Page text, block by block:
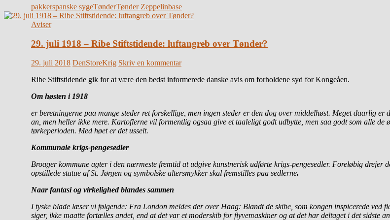
pakkerspanske sygeTønderTønder Zeppelinbase
Aviser
29. juli 1918 – Ribe Stiftstidende: luftangreb over Tønder?
29. juli 2018 DenStoreKrig Skriv en kommentar
Ribe Stiftstidende gik for at være den bedst informerede danske avis om forholdene syd for Kongeåen.
Om høsten i 1918
er beretningerne paa mange steder ret forskellige, men ingen steder er den dog over middelhøst. Meget daarlig
an, men heller ikke mere. Kartoflerne vil formentlig ogsaa give et taaleligt godt udbytte, men saa godt som alle
tørkeperioden. Med høet er det usselt.
Kommunale krigs-pengesedler
Broager kommune agter i den nærmeste fremtid at udgive kunstnerisk udførte krigs-pengesedler. Foreløbig
opstillede statue af St. Jørgen og symbolske altersmykker skal fremstilles paa sedlerne.
Naar fantasi og virkelighed blandes sammen
I tyske blade læser vi følgende: Fra London meldes der over Haag: Blandt de skibe, som kongen inspicerede ved
siger, ikke maatte fortælles andet, end at det var et moderskib for flyvemaskiner og at det har deltaget i det sidste